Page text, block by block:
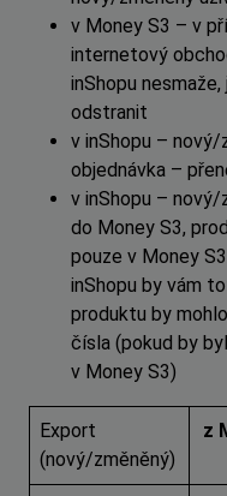
v Money S3 – v
internetový
inShopu
odstranit
v inShopu –
objednávka –
v inShopu –
do Money S3,
pouze v Money
inShopu by vám
produktu by
čísla (pokud by
v Money S3)
Export
(nový/změněný)
z